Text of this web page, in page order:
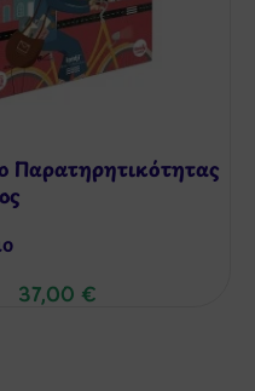
Παρατηρητικότητας
37,00€